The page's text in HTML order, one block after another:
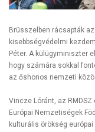
Brüsszelben rácsapták
kisebbségvédelmi
Péter. A külügyminiszter
hogy számára sokkal
az őshonos nemzeti
Vincze Lóránt, az
Európai Nemzetiségek
kulturális örökség